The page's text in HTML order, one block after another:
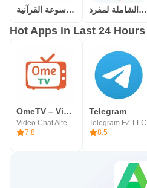
الموسوعة القرآنية الجمهرة(الموسوعة الشاملة لمفرد
Hot Apps in Last 24 Hours
OmeTV – Video Chat Alternative
Video Chat Alternative
7.8
Telegram
Telegram FZ-LLC
8.5